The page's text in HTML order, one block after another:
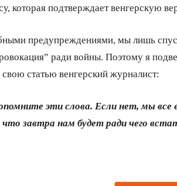
которая подтверждает венгерскую
предупреждениями, мы лишь
ради войны. Поэтому я
статью венгерский журналист:
эти слова. Если нет, мы
завтра нам будет ради чего